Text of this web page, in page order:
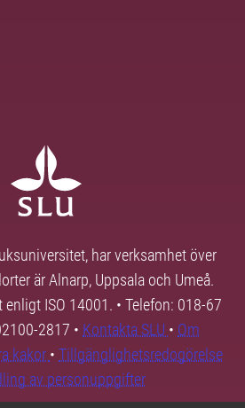
har verksamhet över
är Alnarp, Uppsala och Umeå.
ISO 14001. • Telefon: 018-67
2817 • Kontakta SLU • Om
kakor • Tillgänglighetsredogörelse
av personuppgifter